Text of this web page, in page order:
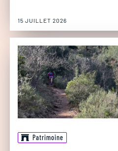
15 JUILLET 2026
Patrimoine